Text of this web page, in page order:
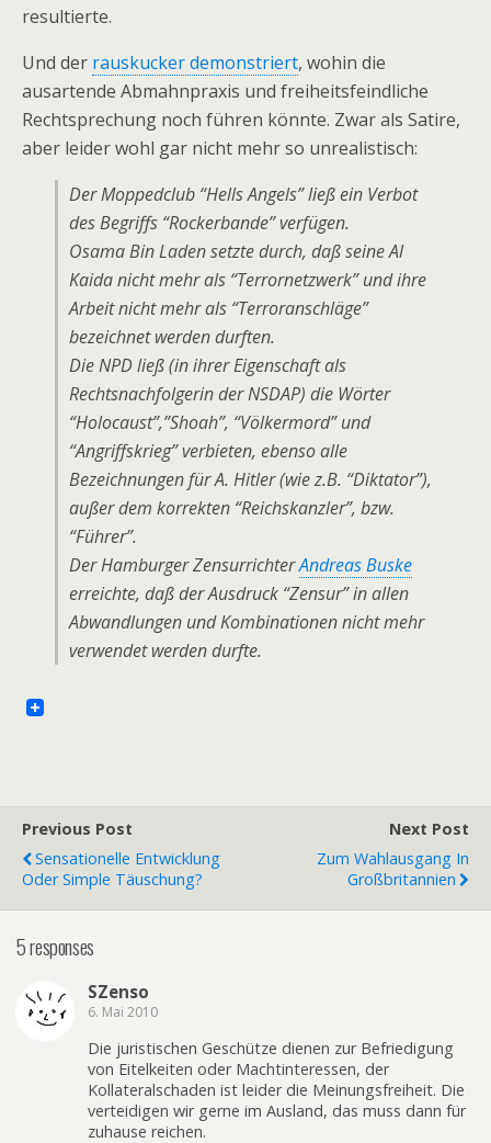
resultierte.
Und der rauskucker demonstriert, wohin die
ausartende Abmahnpraxis und freiheitsfeindliche
Rechtsprechung noch führen könnte. Zwar als Satire,
aber leider wohl gar nicht mehr so unrealistisch:
Der Moppedclub “Hells Angels” ließ ein Verbot
des Begriffs “Rockerbande” verfügen.
Osama Bin Laden setzte durch, daß seine Al
Kaida nicht mehr als “Terrornetzwerk” und ihre
Arbeit nicht mehr als “Terroranschläge”
bezeichnet werden durften.
Die NPD ließ (in ihrer Eigenschaft als
Rechtsnachfolgerin der NSDAP) die Wörter
“Holocaust”,”Shoah”, “Völkermord” und
“Angriffskrieg” verbieten, ebenso alle
Bezeichnungen für A. Hitler (wie z.B. “Diktator”),
außer dem korrekten “Reichskanzler”, bzw.
“Führer”.
Der Hamburger ZensurrichterAndreas Buske
erreichte, daß der Ausdruck “Zensur” in allen
Abwandlungen und Kombinationen nicht mehr
verwendet werden durfte.
Previous Post
Sensationelle Entwicklung
Oder Simple Täuschung?
Next Post
Zum Wahlausgang In
Großbritannien
5 responses
SZenso
6. Mai 2010
Die juristischen Geschütze dienen zur Befriedigung
von Eitelkeiten oder Machtinteressen, der
Kollateralschaden ist leider die Meinungsfreiheit. Die
verteidigen wir gerne im Ausland, das muss dann für
zuhause reichen.